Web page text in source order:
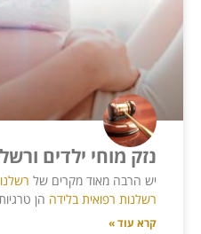
נזק מוחי ילדים
יש הרבה מאוד מקרים של
רשלנות רפואית בלידה הן
קרא עוד »